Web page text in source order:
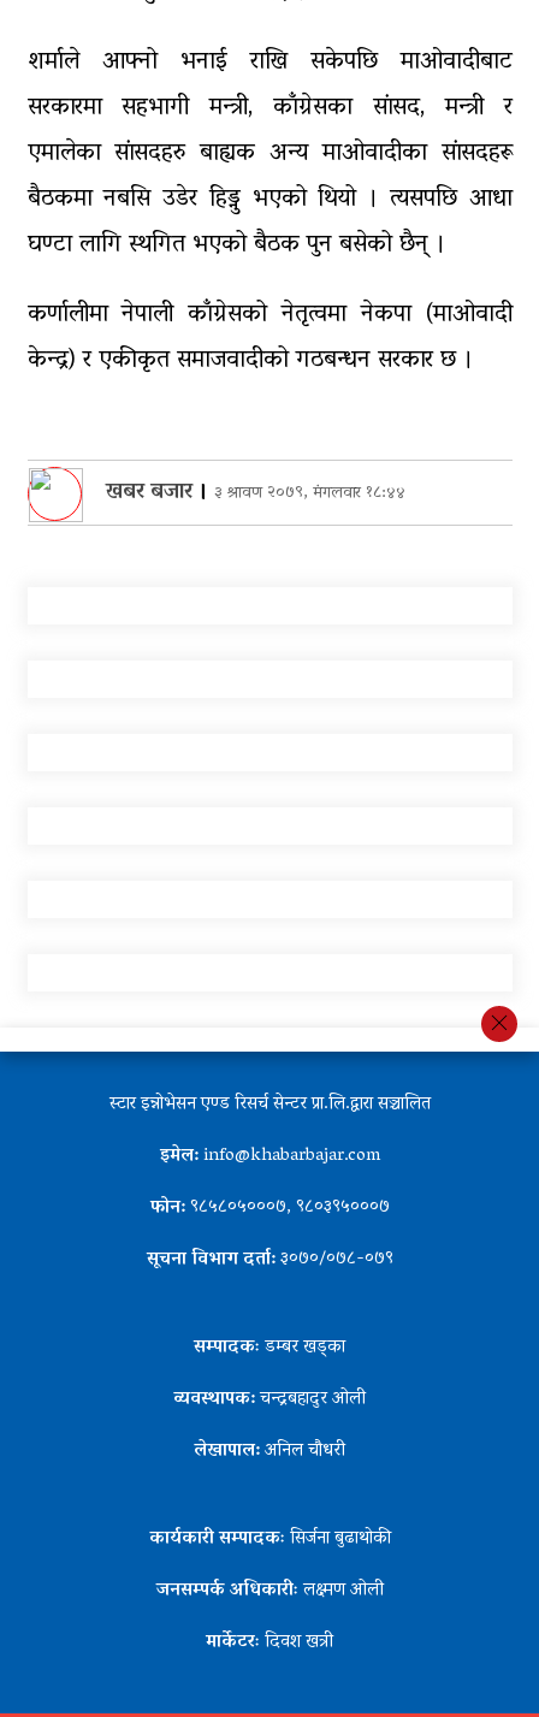
शर्माले आफ्नो भनाई राखि सकेपछि माओवादीबाट
सरकारमा सहभागी मन्त्री, काँग्रेसका सांसद, मन्त्री र
एमालेका सांसदहरु बाह्यक अन्य माओवादीका सांसदहरू
बैठकमा नबसि उडेर हिड्नु भएको थियो । त्यसपछि आधा
घण्टा लागि स्थगित भएको बैठक पुन बसेको छैन् ।
कर्णालीमा नेपाली काँग्रेसको नेतृत्वमा नेकपा (माओवादी
केन्द्र) र एकीकृत समाजवादीको गठबन्धन सरकार छ ।
खबर बजार। ३ श्रावण २०७९, मंगलवार १८:४४
स्टार इन्नोभेसन एण्ड रिसर्च सेन्टर प्रा.लि.द्वारा सञ्चालित
इमेल:info@khabarbajar.com
फोन:९८५८०५०००७, ९८०३९५०००७
सूचना विभाग दर्ता:३०७०/०७८-०७९
सम्पादकःडम्बर खड्का
व्यवस्थापक:चन्द्रबहादुर ओली
लेखापाल:अनिल चौधरी
कार्यकारी सम्पादकःसिर्जना बुढाथोकी
जनसम्पर्क अधिकारीःलक्ष्मण ओली
मार्केटरःदिवश खत्री